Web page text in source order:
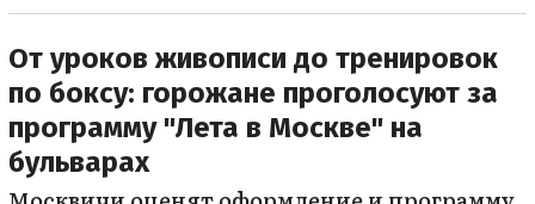
От уроков живописи до тренировок
по боксу: горожане проголосуют за
программу "Лета в Москве" на
бульварах